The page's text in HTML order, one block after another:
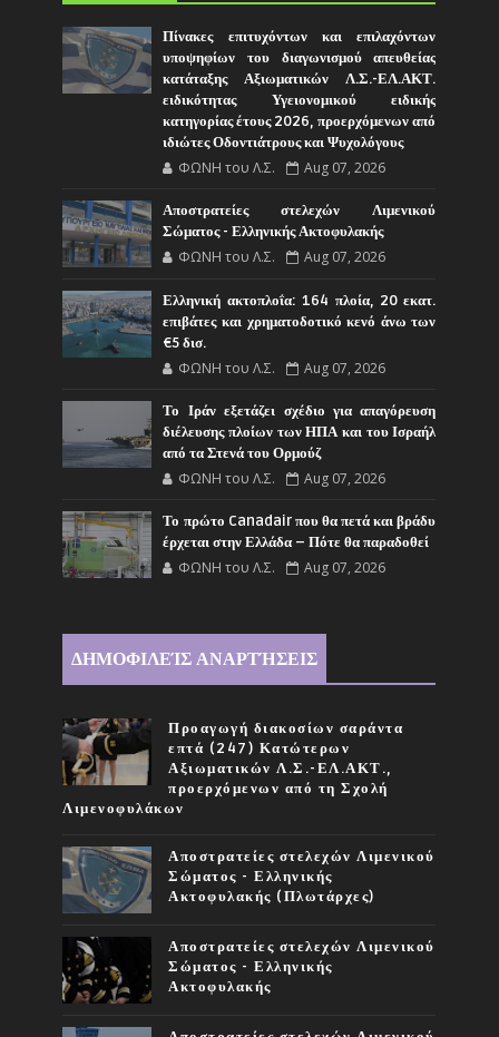
Πίνακες επιτυχόντων και επιλαχόντων
υποψηφίων του διαγωνισμού απευθείας
κατάταξης Αξιωματικών Λ.Σ.-ΕΛ.ΑΚΤ.
ειδικότητας Υγειονομικού ειδικής
κατηγορίας έτους 2026, προερχόμενων από
ιδιώτες Οδοντιάτρους και Ψυχολόγους
ΦΩΝΗ του Λ.Σ. Aug 07, 2026
Αποστρατείες στελεχών Λιμενικού
Σώματος - Ελληνικής Ακτοφυλακής
ΦΩΝΗ του Λ.Σ. Aug 07, 2026
Ελληνική ακτοπλοΐα: 164 πλοία, 20 εκατ.
επιβάτες και χρηματοδοτικό κενό άνω των
€5 δισ.
ΦΩΝΗ του Λ.Σ. Aug 07, 2026
Το Ιράν εξετάζει σχέδιο για απαγόρευση
διέλευσης πλοίων των ΗΠΑ και του Ισραήλ
από τα Στενά του Ορμούζ
ΦΩΝΗ του Λ.Σ. Aug 07, 2026
Το πρώτο Canadair που θα πετά και βράδυ
έρχεται στην Ελλάδα – Πότε θα παραδοθεί
ΦΩΝΗ του Λ.Σ. Aug 07, 2026
ΔΗΜΟΦΙΛΕΊΣ ΑΝΑΡΤΉΣΕΙΣ
Προαγωγή διακοσίων σαράντα
επτά (247) Κατώτερων
Αξιωματικών Λ.Σ.-ΕΛ.ΑΚΤ.,
προερχόμενων από τη Σχολή
Λιμενοφυλάκων
Αποστρατείες στελεχών Λιμενικού
Σώματος - Ελληνικής
Ακτοφυλακής (Πλωτάρχες)
Αποστρατείες στελεχών Λιμενικού
Σώματος - Ελληνικής
Ακτοφυλακής